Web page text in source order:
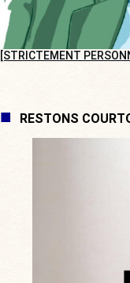
[STRICTEMENT
RESTONS